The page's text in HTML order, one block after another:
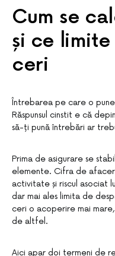
Cum se
și ce
ceri
Întrebarea pe care o
Răspunsul cinstit e că
să-ți pună întrebări ar
Prima de asigurare se
elemente. Cifra de
activitate și riscul asociat
dar mai ales limita de
ceri o acoperire mai
de altfel.
Aici apar doi termeni de